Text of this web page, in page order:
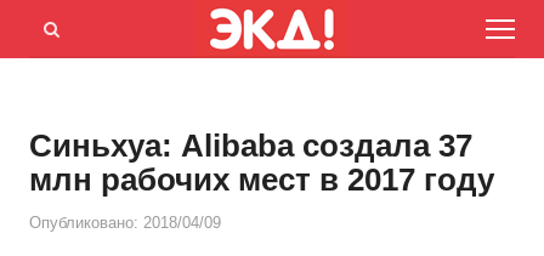
Menu
Открыть
Синьхуа: Alibaba создала 37
млн рабочих мест в 2017 году
Опубликовано: 2018/04/09